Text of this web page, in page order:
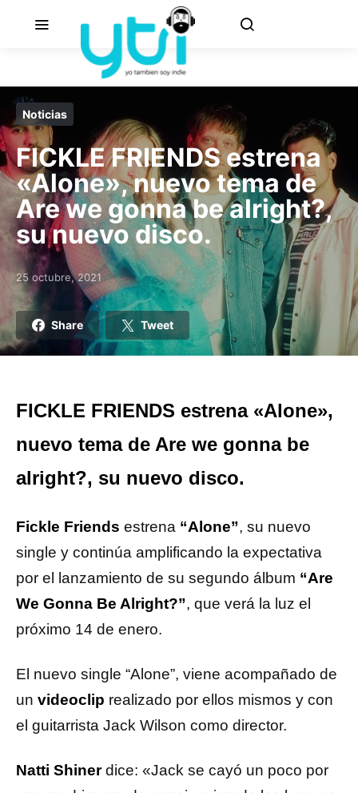
Noticias
FICKLE FRIENDS estrena
«Alone», nuevo tema de
Are we gonna be alright?,
su nuevo disco.
Posted on
25 octubre, 2021
Share Tweet
FICKLE FRIENDS estrena «Alone»,
nuevo tema de Are we gonna be
alright?, su nuevo disco.
Fickle Friends estrena “Alone”, su nuevo
single y continúa amplificando la expectativa
por el lanzamiento de su segundo álbum “Are
We Gonna Be Alright?”, que verá la luz el
próximo 14 de enero.
El nuevo single “Alone”, viene acompañado de
un videoclip realizado por ellos mismos y con
el guitarrista Jack Wilson como director.
Natti Shinerdice: «Jack se cayó un poco por